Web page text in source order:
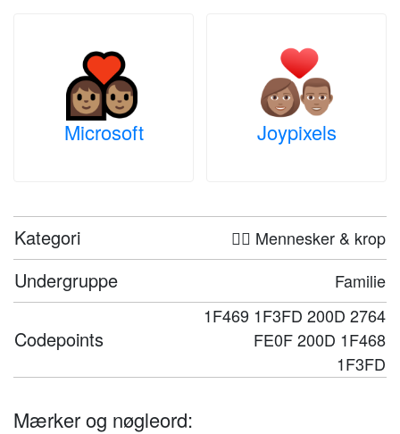
Microsoft Joypixels
Kategori 🤦‍♀️ Mennesker & krop
Undergruppe Familie
Codepoints
1F469 1F3FD 200D 2764
FE0F 200D 1F468
1F3FD
Mærker og nøgleord: